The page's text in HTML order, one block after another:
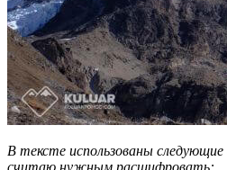
В тексте использованы
считаю нужным расшифровать: